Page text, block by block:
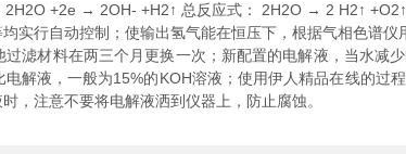
+2e → 2OH- +H2↑ 总反应式： 2H2O → 2 H2↑ +O2↑
行自动控制；使输出氢气能在恒压下，根据气相色谱仪
材料在两三个月更换一次；新配置的电解液，当水减
解液，一般为15%的KOH溶液；使用伊人精品在线的过
，注意不要将电解液洒到仪器上，防止腐蚀。